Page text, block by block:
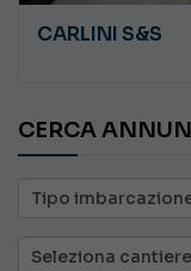
CARLINI S&S
CERCA